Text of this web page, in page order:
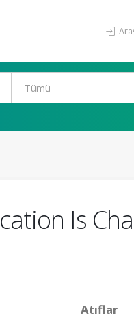
Is
Atıflar